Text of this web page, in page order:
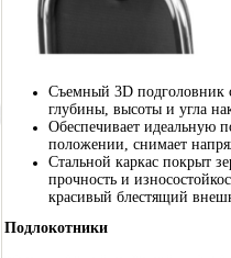
Съемный 3D подголовник
глубины, высоты и угла
Обеспечивает идеальную
положении, снимает
Стальной каркас покрыт
прочность и
красивый блестящий
Подлокотники